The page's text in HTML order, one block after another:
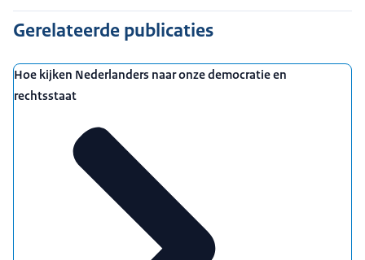
verbanden, onderlinge solidariteit en het gevoel van
gedeelde verantwoordelijkheid.
European Social Survey (ESS)
Sociale en Culturele Ontwikkelingen (SCO)
Gerelateerde publicaties
Hoe kijken Nederlanders naar onze democratie en
rechtsstaat